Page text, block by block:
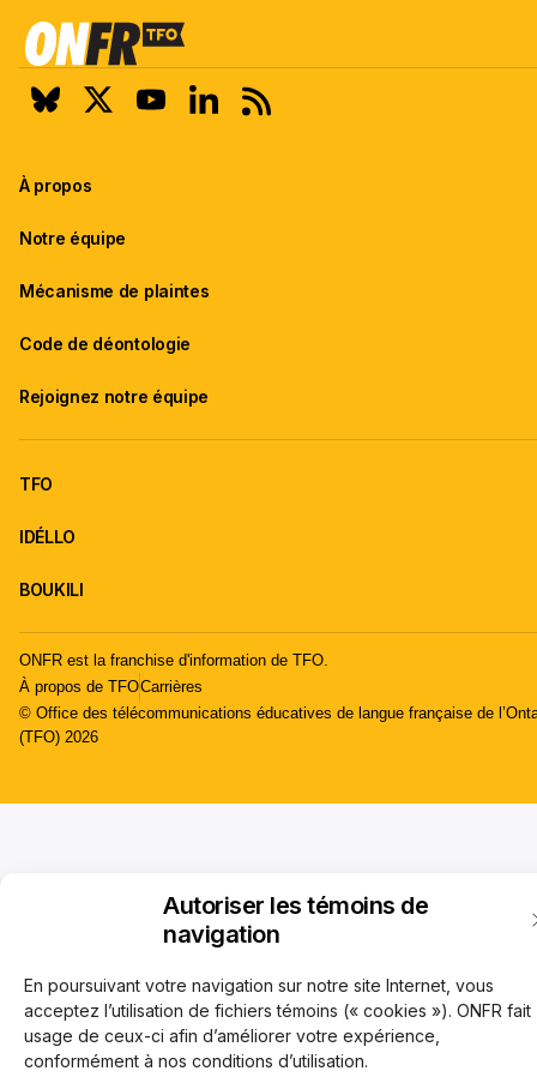
Autoriser les témoins de
navigation
En poursuivant votre navigation sur notre site Internet, vous
acceptez l’utilisation de fichiers témoins (« cookies »). ONFR fait
usage de ceux-ci afin d’améliorer votre expérience,
conformément à nos conditions d’utilisation.
À propos
Notre équipe
Mécanisme de plaintes
Code de déontologie
Rejoignez notre équipe
TFO
IDÉLLO
BOUKILI
ONFR est la franchise d'information de TFO.
À propos de TFOCarrières
© Office des télécommunications éducatives de langue française de
(TFO) 2026